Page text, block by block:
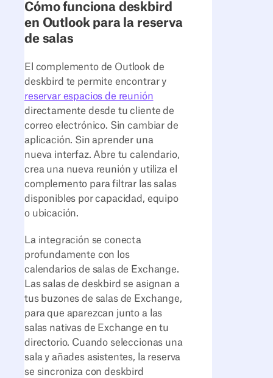
Cómo funciona deskbird
en Outlook para la reserva
de salas
El complemento de Outlook de
deskbird te permite encontrar y
reservar espacios de reunión
directamente desde tu cliente de
correo electrónico. Sin cambiar de
aplicación. Sin aprender una
nueva interfaz. Abre tu calendario,
crea una nueva reunión y utiliza el
complemento para filtrar las salas
disponibles por capacidad, equipo
o ubicación.
La integración se conecta
profundamente con los
calendarios de salas de Exchange.
Las salas de deskbird se asignan a
tus buzones de salas de Exchange,
para que aparezcan junto a las
salas nativas de Exchange en tu
directorio. Cuando seleccionas una
sala y añades asistentes, la reserva
se sincroniza con deskbird